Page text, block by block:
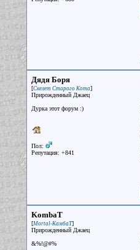
Дядя Боря
[Скелет Старого Кота]
Прирожденный Джаец
Дурка этот форум :)
Пол:
Репутация: +841
KombaT
[Mortal-КамбаТ]
Прирожденный Джаец
&%!@#%